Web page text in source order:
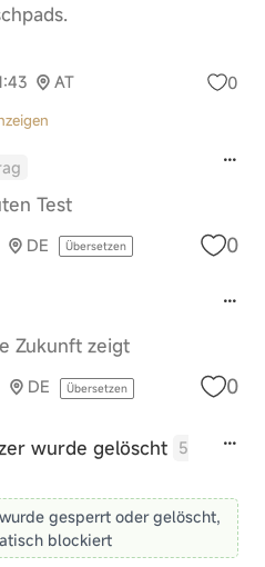
AT 0
Test
DE Übersetzen 0
Zukunft zeigt
DE Übersetzen 0
wurde gelöscht
5
gesperrt oder gelöscht,
blockiert